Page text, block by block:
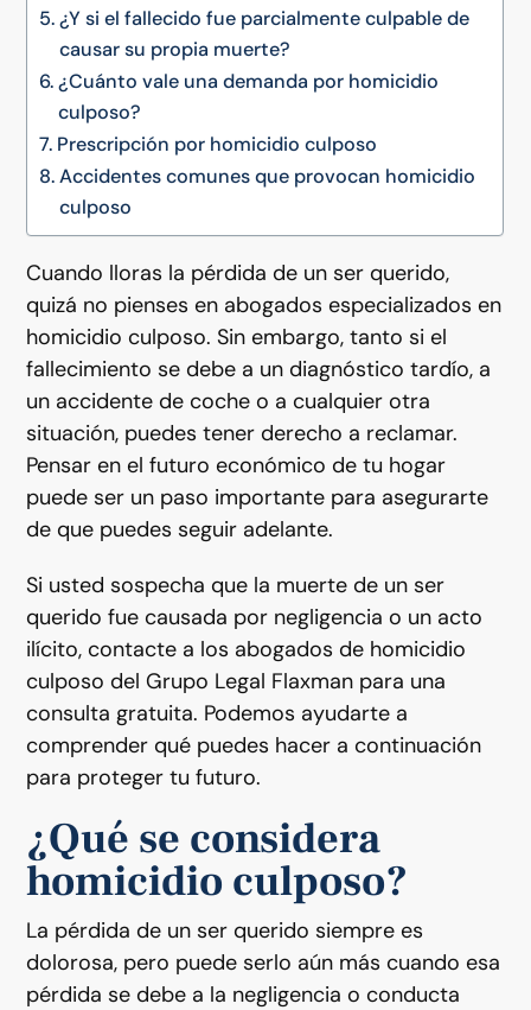
¿Y si el fallecido fue parcialmente culpable de
causar su propia muerte?
¿Cuánto vale una demanda por homicidio
culposo?
Prescripción por homicidio culposo
Accidentes comunes que provocan homicidio
culposo
Cuando lloras la pérdida de un ser querido,
quizá no pienses en abogados especializados en
homicidio culposo. Sin embargo, tanto si el
fallecimiento se debe a un diagnóstico tardío, a
un accidente de coche o a cualquier otra
situación, puedes tener derecho a reclamar.
Pensar en el futuro económico de tu hogar
puede ser un paso importante para asegurarte
de que puedes seguir adelante.
Si usted sospecha que la muerte de un ser
querido fue causada por negligencia o un acto
ilícito, contacte a los abogados de homicidio
culposo del Grupo Legal Flaxman para una
consulta gratuita. Podemos ayudarte a
comprender qué puedes hacer a continuación
para proteger tu futuro.
¿Qué se considera
homicidio culposo?
La pérdida de un ser querido siempre es
dolorosa, pero puede serlo aún más cuando esa
pérdida se debe a la negligencia o conducta